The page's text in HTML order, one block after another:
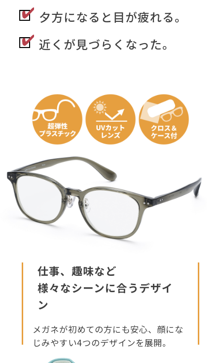
夕方になると目が疲れる。
近くが見づらくなった。
仕事、趣味など
様々なシーンに合うデザイ
ン
メガネが初めての方にも安心、顔にな
じみやすい4つのデザインを展開。